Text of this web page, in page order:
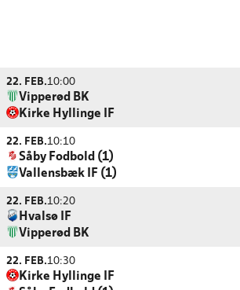
22. FEB.10:00
Vipperød BK
Kirke Hyllinge IF
22. FEB.10:10
Såby Fodbold (1)
Vallensbæk IF (1)
22. FEB.10:20
Hvalsø IF
Vipperød BK
22. FEB.10:30
Kirke Hyllinge IF